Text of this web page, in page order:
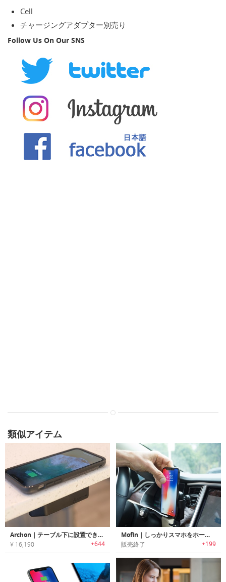
Cell
チャージングアダプター別売り
Follow Us On Our SNS
類似アイテム
Archon｜テーブル下に設置できる長距離ワイヤレスチャージャー「アーコン」
¥ 16,190 +644
Mofin｜しっかりスマホをホールドする重力を利用したカー用ワイヤレスチャージャー「モーフィン」
販売終了 +199